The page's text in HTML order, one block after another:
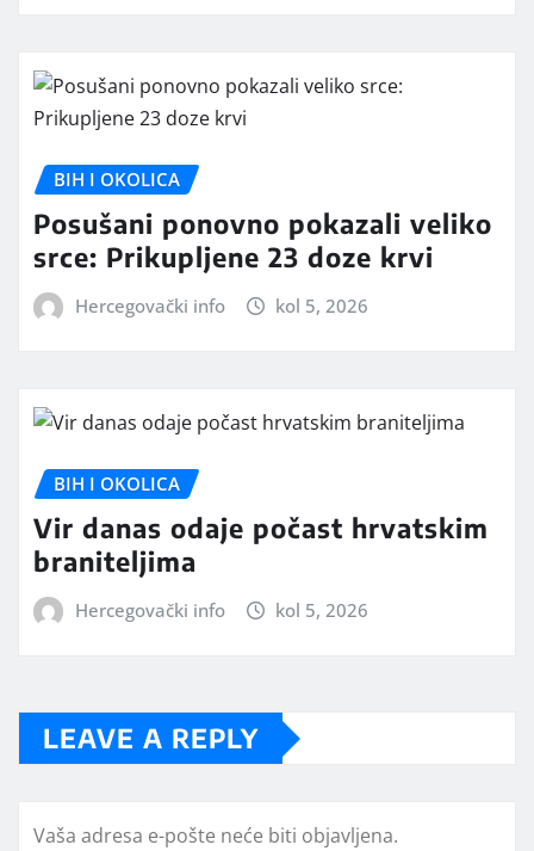
BIH I OKOLICA
Posušani ponovno pokazali veliko
srce: Prikupljene 23 doze krvi
Hercegovački info kol 5, 2026
BIH I OKOLICA
Vir danas odaje počast hrvatskim
braniteljima
Hercegovački info kol 5, 2026
LEAVE A REPLY
Vaša adresa e-pošte neće biti objavljena.